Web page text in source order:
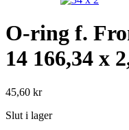
O-ring f.
14 166,34 x
45,60 kr
Slut i lager